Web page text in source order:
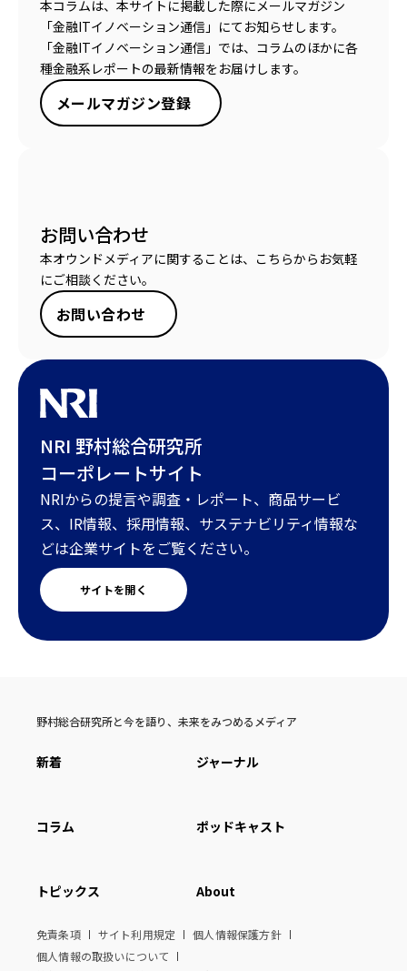
本コラムは、本サイトに掲載した際にメールマガジン
「金融ITイノベーション通信」にてお知らせします。
「金融ITイノベーション通信」では、コラムのほかに各
種金融系レポートの最新情報をお届けします。
メールマガジン登録
お問い合わせ
本オウンドメディアに関することは、こちらからお気軽
にご相談ください。
お問い合わせ
NRI 野村総合研究所
コーポレートサイト
NRIからの提言や調査・レポート、商品サービ
ス、IR情報、採用情報、サステナビリティ情報な
どは企業サイトをご覧ください。
サイトを開く
野村総合研究所と今を語り、未来をみつめるメディア
新着 ジャーナル
コラム ポッドキャスト
トピックス About
免責条項 サイト利用規定
個人情報保護方針
個人情報の取扱いについて